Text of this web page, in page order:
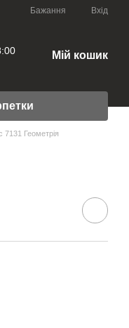
Бажання Вхід
Мій кошик
7131 Геометрія